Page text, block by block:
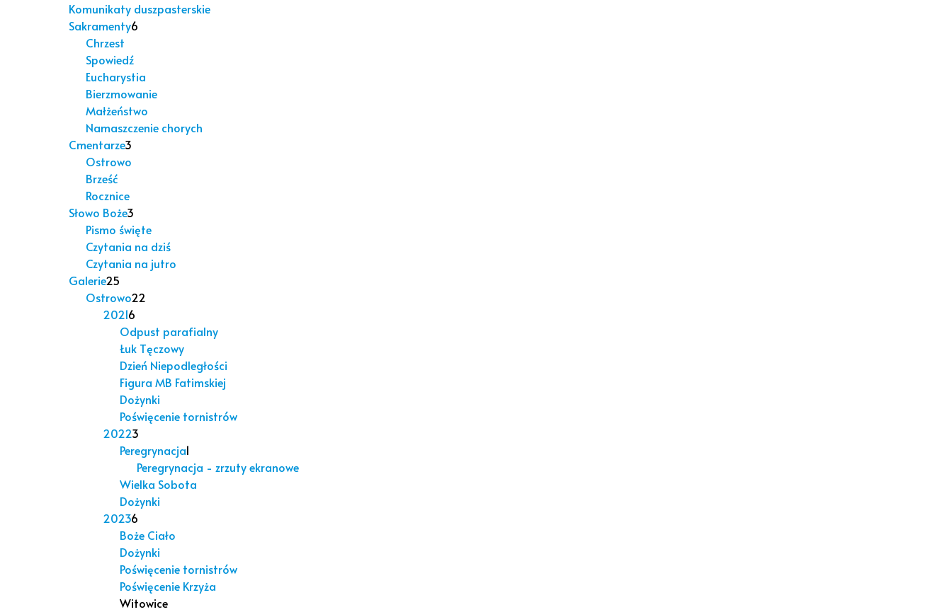
Komunikaty duszpasterskie
Sakramenty6
Chrzest
Spowiedź
Eucharystia
Bierzmowanie
Małżeństwo
Namaszczenie chorych
Cmentarze3
Ostrowo
Brześć
Rocznice
Słowo Boże3
Pismo święte
Czytania na dziś
Czytania na jutro
Galerie25
Ostrowo22
20216
Odpust parafialny
Łuk Tęczowy
Dzień Niepodległości
Figura MB Fatimskiej
Dożynki
Poświęcenie tornistrów
20223
Peregrynacja1
Peregrynacja - zrzuty ekranowe
Wielka Sobota
Dożynki
20236
Boże Ciało
Dożynki
Poświęcenie tornistrów
Poświęcenie Krzyża
Witowice